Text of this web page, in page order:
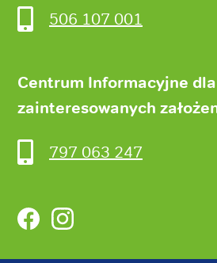
506 107 001
Centrum Informacyjne
zainteresowanych
797 063 247
FacebookInstagram